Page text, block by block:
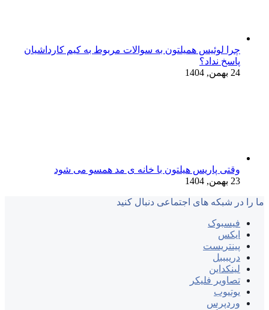
چرا لوئیس همیلتون به سوالات مربوط به کیم کارداشیان
پاسخ نداد؟
24 بهمن, 1404
وقتی پاریس هیلتون با خانه‌ ی مد همسو می شود
23 بهمن, 1404
ما را در شبکه های اجتماعی دنبال کنید
فیسبوک
ایکس
پینتریست
دریبببل
لینکداین
تصاویر فلیکر
یوتیوب
وردپرس